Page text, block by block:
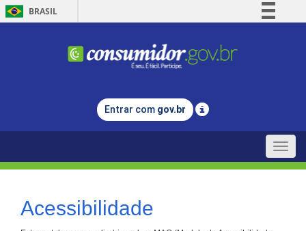
BRASIL
Comunica BR
Legislação
Entrar com gov.br
Toggle
Acessibilidade